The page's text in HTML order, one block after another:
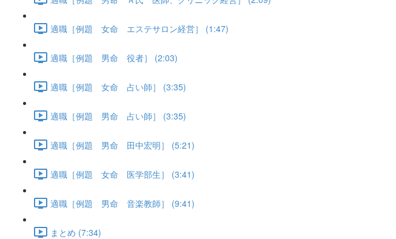
適職［例題 女命 エステサロン経営］ (1:47)
適職［例題 男命 役者］ (2:03)
適職［例題 女命 占い師］ (3:35)
適職［例題 男命 占い師］ (3:35)
適職［例題 男命 田中宏明］ (5:21)
適職［例題 女命 医学部生］ (3:41)
適職［例題 男命 音楽教師］ (9:41)
まとめ (7:34)